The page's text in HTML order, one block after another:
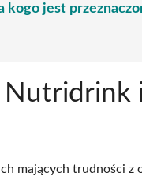
kogo jest
Nutridrink
mających trudności z